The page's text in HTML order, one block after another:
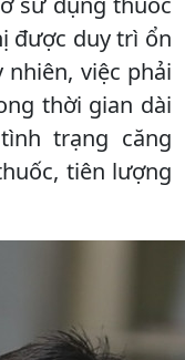
được duy trì ổn
việc phải
thời gian dài
trạng căng
tiên lượng